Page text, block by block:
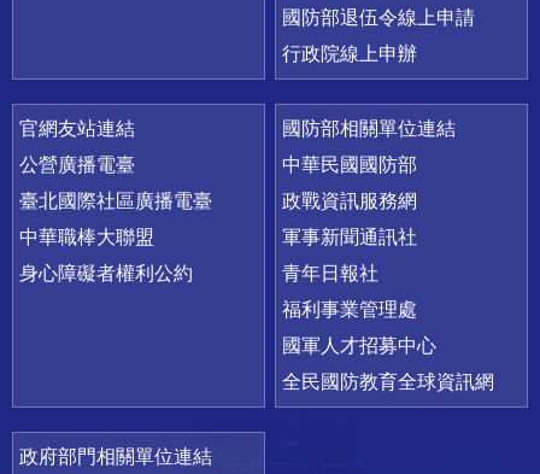
國防部退伍令線上申請
行政院線上申辦
官網友站連結
公營廣播電臺
臺北國際社區廣播電臺
中華職棒大聯盟
身心障礙者權利公約
國防部相關單位連結
中華民國國防部
政戰資訊服務網
軍事新聞通訊社
青年日報社
福利事業管理處
國軍人才招募中心
全民國防教育全球資訊網
政府部門相關單位連結